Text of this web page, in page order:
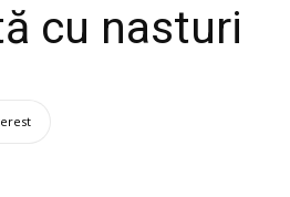
Dex
cu nasturi